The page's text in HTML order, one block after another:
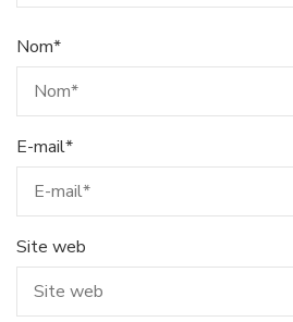
Nom*
E-mail*
Site web